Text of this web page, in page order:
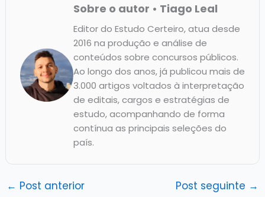
Sobre o autor • Tiago Leal
Editor do Estudo Certeiro, atua desde
2016 na produção e análise de
conteúdos sobre concursos públicos.
Ao longo dos anos, já publicou mais de
3.000 artigos voltados à interpretação
de editais, cargos e estratégias de
estudo, acompanhando de forma
contínua as principais seleções do
país.
← Post anterior Post seguinte →